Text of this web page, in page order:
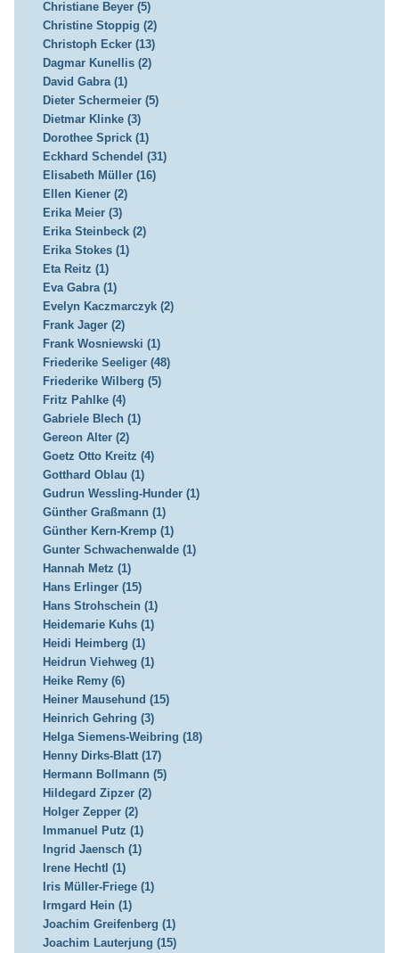
Christiane Beyer (5)
Christine Stoppig (2)
Christoph Ecker (13)
Dagmar Kunellis (2)
David Gabra (1)
Dieter Schermeier (5)
Dietmar Klinke (3)
Dorothee Sprick (1)
Eckhard Schendel (31)
Elisabeth Müller (16)
Ellen Kiener (2)
Erika Meier (3)
Erika Steinbeck (2)
Erika Stokes (1)
Eta Reitz (1)
Eva Gabra (1)
Evelyn Kaczmarczyk (2)
Frank Jager (2)
Frank Wosniewski (1)
Friederike Seeliger (48)
Friederike Wilberg (5)
Fritz Pahlke (4)
Gabriele Blech (1)
Gereon Alter (2)
Goetz Otto Kreitz (4)
Gotthard Oblau (1)
Gudrun Wessling-Hunder (1)
Günther Graßmann (1)
Günther Kern-Kremp (1)
Gunter Schwachenwalde (1)
Hannah Metz (1)
Hans Erlinger (15)
Hans Strohschein (1)
Heidemarie Kuhs (1)
Heidi Heimberg (1)
Heidrun Viehweg (1)
Heike Remy (6)
Heiner Mausehund (15)
Heinrich Gehring (3)
Helga Siemens-Weibring (18)
Henny Dirks-Blatt (17)
Hermann Bollmann (5)
Hildegard Zipzer (2)
Holger Zepper (2)
Immanuel Putz (1)
Ingrid Jaensch (1)
Irene Hechtl (1)
Iris Müller-Friege (1)
Irmgard Hein (1)
Joachim Greifenberg (1)
Joachim Lauterjung (15)